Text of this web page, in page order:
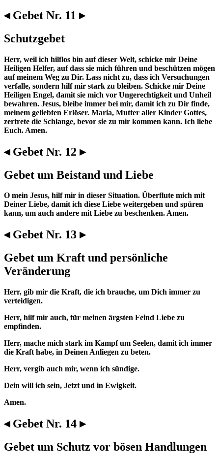
◂ Gebet Nr. 11 ▸
Schutzgebet
Herr, weil ich hilflos bin auf dieser Welt, schicke mir Deine
Heiligen Helfer, auf dass sie mich führen und beschützen mögen
auf meinem Weg zu Dir. Lass nicht zu, dass ich Versuchungen
verfalle, sondern hilf mir stark zu bleiben. Schicke mir Deine
Heiligen Engel, damit sie mich vor Ungerechtigkeit und Unheil
bewahren. Jesus, bleibe immer bei mir, damit ich zu Dir finde,
meinem geliebten Erlöser. Maria, Mutter aller Kinder Gottes,
zertrete die Schlange, bevor sie zu mir kommen kann. Ich liebe
Euch. Amen.
◂ Gebet Nr. 12 ▸
Gebet um Beistand und Liebe
O mein Jesus, hilf mir in dieser Situation. Überflute mich mit
Deiner Liebe, damit ich diese Liebe weitergeben und spüren
kann, um auch andere mit Liebe zu beschenken. Amen.
◂ Gebet Nr. 13 ▸
Gebet um Kraft und persönliche
Veränderung
Herr, gib mir die Kraft, die ich brauche, um Dich immer zu
verteidigen.
Herr, hilf mir auch, für meinen ärgsten Feind Liebe zu
empfinden.
Herr, mache mich stark im Kampf um Seelen, damit ich immer
die Kraft habe, in Deinen Anliegen zu beten.
Herr, vergib auch mir, wenn ich sündige.
Dein will ich sein, Jetzt und in Ewigkeit.
Amen.
◂ Gebet Nr. 14 ▸
Gebet um Schutz vor bösen Handlungen